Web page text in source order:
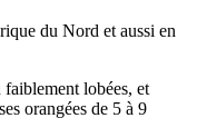
du Nord et aussi en
lobées, et
orangées de 5 à 9